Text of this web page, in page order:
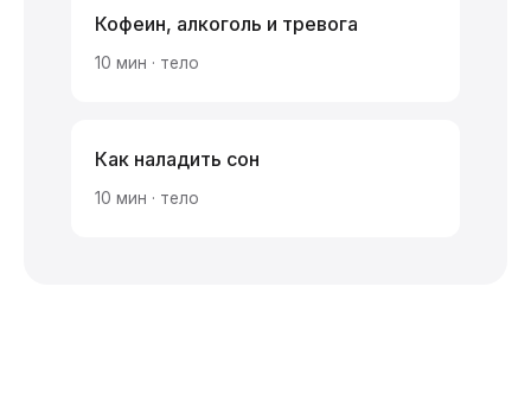
Кофеин, алкоголь и тревога
10 мин · тело
Как наладить сон
10 мин · тело